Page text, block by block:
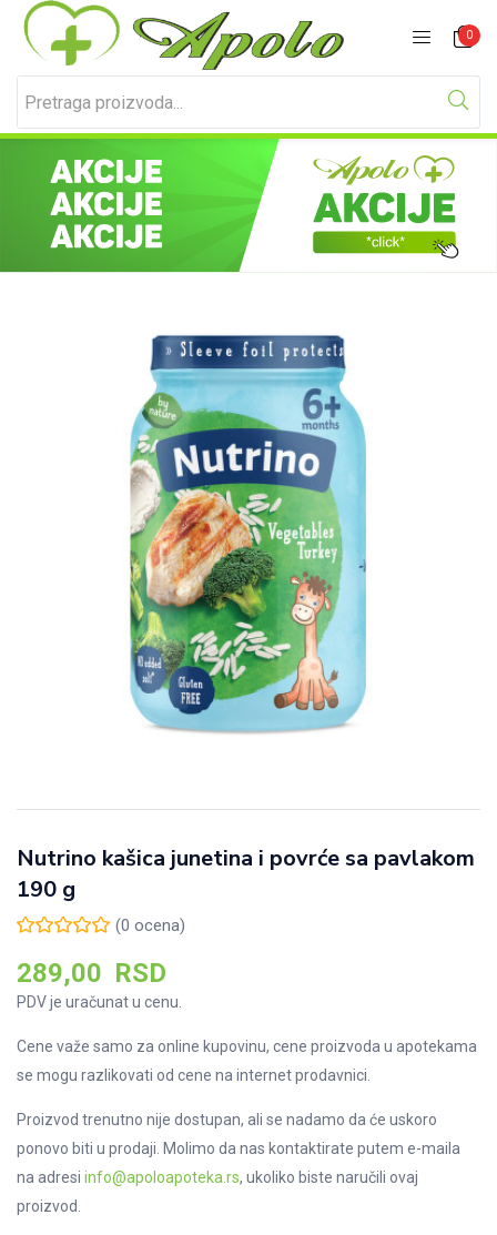
0
Prijavite se Registracija
Unesite svoje korisničko ime i lozinku za prijavu.
Izgubljena lozinka?
Nutrino kašica junetina i povrće sa pavlakom
190 g
(0 ocena)
289,00 RSD
PDV je uračunat u cenu.
Cene važe samo za online kupovinu, cene proizvoda u apotekama
se mogu razlikovati od cene na internet prodavnici.
Proizvod trenutno nije dostupan, ali se nadamo da će uskoro
ponovo biti u prodaji. Molimo da nas kontaktirate putem e-maila
na adresi info@apoloapoteka.rs, ukoliko biste naručili ovaj
proizvod.